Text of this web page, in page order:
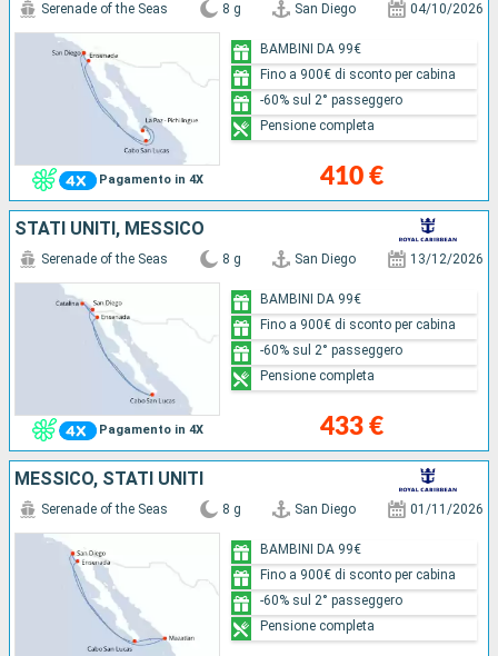
Pagamento in 4X
Serenade of the Seas 8 g San Diego 04/10/2026
410 €
BAMBINI DA 99€
Fino a 900€ di sconto per cabina
-60% sul 2° passeggero
Pensione completa
STATI UNITI, MESSICO
Pagamento in 4X
Serenade of the Seas 8 g San Diego 13/12/2026
433 €
BAMBINI DA 99€
Fino a 900€ di sconto per cabina
-60% sul 2° passeggero
Pensione completa
MESSICO, STATI UNITI
Serenade of the Seas 8 g San Diego 01/11/2026
BAMBINI DA 99€
Fino a 900€ di sconto per cabina
-60% sul 2° passeggero
Pensione completa